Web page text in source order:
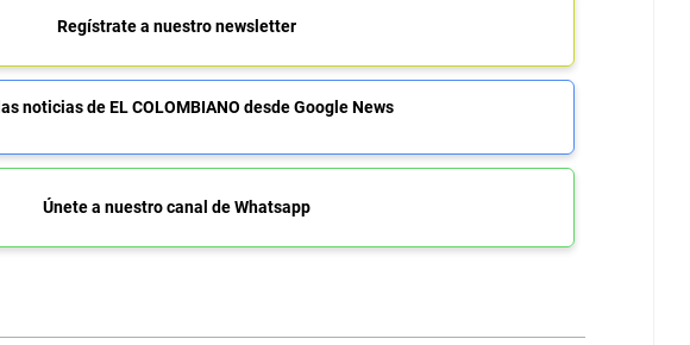
Regístrate a nuestro newsletter
noticias de EL COLOMBIANO desde Google News
Únete a nuestro canal de Whatsapp